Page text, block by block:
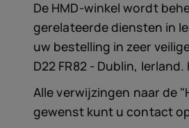
Over
Recycling
De HMD-winkel wordt
gerelateerde diensten in
uw bestelling in zeer
D22 FR82 - Dublin,
Alle verwijzingen naar de
gewenst kunt u contact